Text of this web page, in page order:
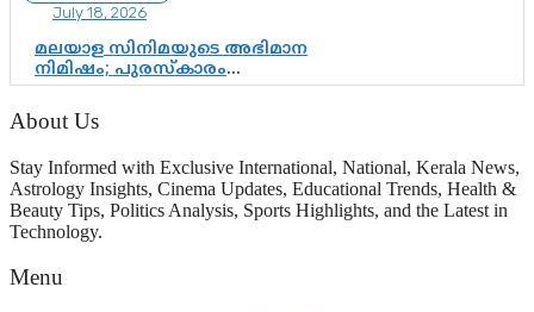
July 18, 2026
മലയാള സിനിമയുടെ അഭിമാന
നിമിഷം; പുരസ്‌കാരം
ആഘോഷമാകട്ടെ, മികവ് ശീലമാകട്ടെ
About Us
Stay Informed with Exclusive International, National, Kerala News,
Astrology Insights, Cinema Updates, Educational Trends, Health &
Beauty Tips, Politics Analysis, Sports Highlights, and the Latest in
Technology.
Menu